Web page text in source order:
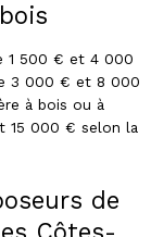
1 500 € et 4 000
3 000 € et 8 000
à bois ou à
15 000 € selon la
de